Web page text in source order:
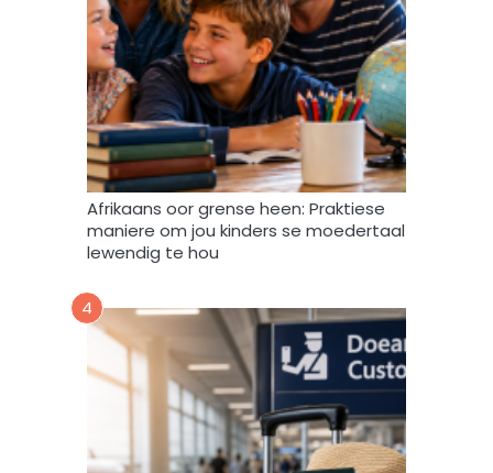
a
m
a
g
v
e
r
w
e
r
,
s
o
n
Afrikaans oor grense heen: Praktiese
maniere om jou kinders se moedertaal
lewendig te hou
4